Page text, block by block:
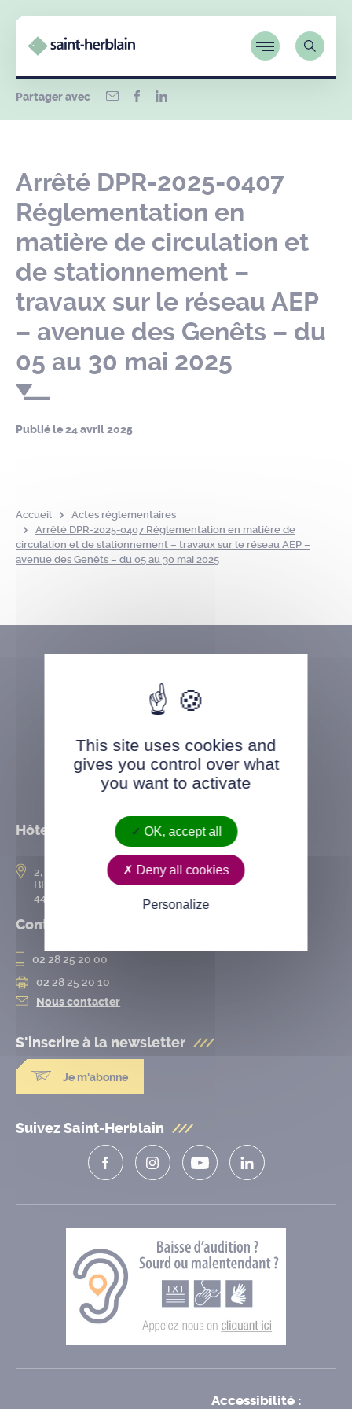
Partager avec
Arrêté DPR-2025-0407
Réglementation en
matière de circulation et
de stationnement –
travaux sur le réseau AEP
– avenue des Genêts – du
05 au 30 mai 2025
Publié le24 avril 2025
Accueil
Actes réglementaires
Arrêté DPR-2025-0407 Réglementation en matière de
circulation et de stationnement – travaux sur le réseau AEP –
avenue des Genêts – du 05 au 30 mai 2025
Hôtel de ville
2, rue de l’Hôtel-de-Ville
BP 50167
44802 Saint-Herblain cedex
Contact
02 28 25 20 00
02 28 25 20 10
Nous contacter
S'inscrire à la newsletter
Je m'abonne
Suivez Saint-Herblain
Accessibilité :
This site uses cookies and
gives you control over what
you want to activate
OK, accept all
Deny all cookies
Personalize